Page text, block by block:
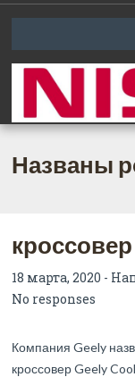
Названы
18 марта, 2020 -
No responses
Компания Geely
кроссовер Geely